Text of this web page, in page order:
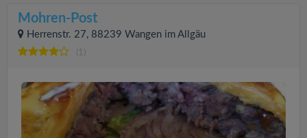
Mohren-Post
Herrenstr. 27, 88239 Wangen im Allgäu
(1)